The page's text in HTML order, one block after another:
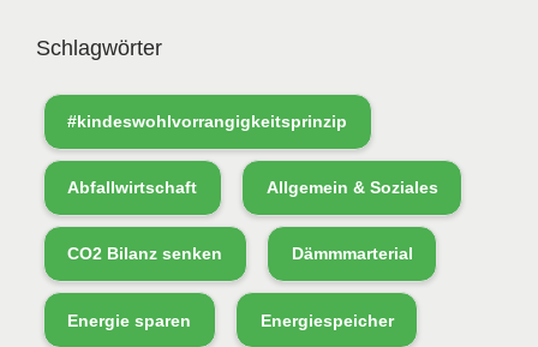
Schlagwörter
#kindeswohlvorrangigkeitsprinzip
Abfallwirtschaft Allgemein & Soziales
CO2 Bilanz senken Dämmmarterial
Energie sparen Energiespeicher